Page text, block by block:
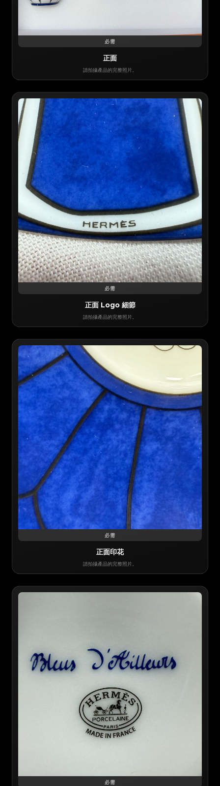
必需
正面
請拍攝產品的完整照片。
必需
正面 Logo 細節
請拍攝產品的完整照片。
必需
正面印花
請拍攝產品的完整照片。
必需